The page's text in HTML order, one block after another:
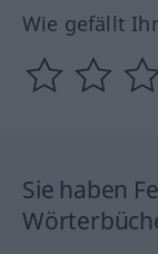
Wie gefällt
Sie haben